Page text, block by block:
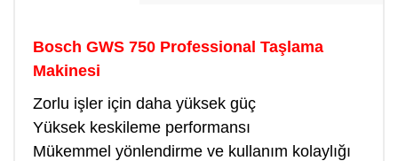
Bosch GWS 750 Professional Taşlama
Makinesi
Zorlu işler için daha yüksek güç
Yüksek keskileme performansı
Mükemmel yönlendirme ve kullanım kolaylığı